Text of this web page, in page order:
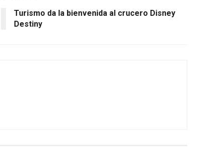
Turismo da la bienvenida al crucero Disney
Destiny